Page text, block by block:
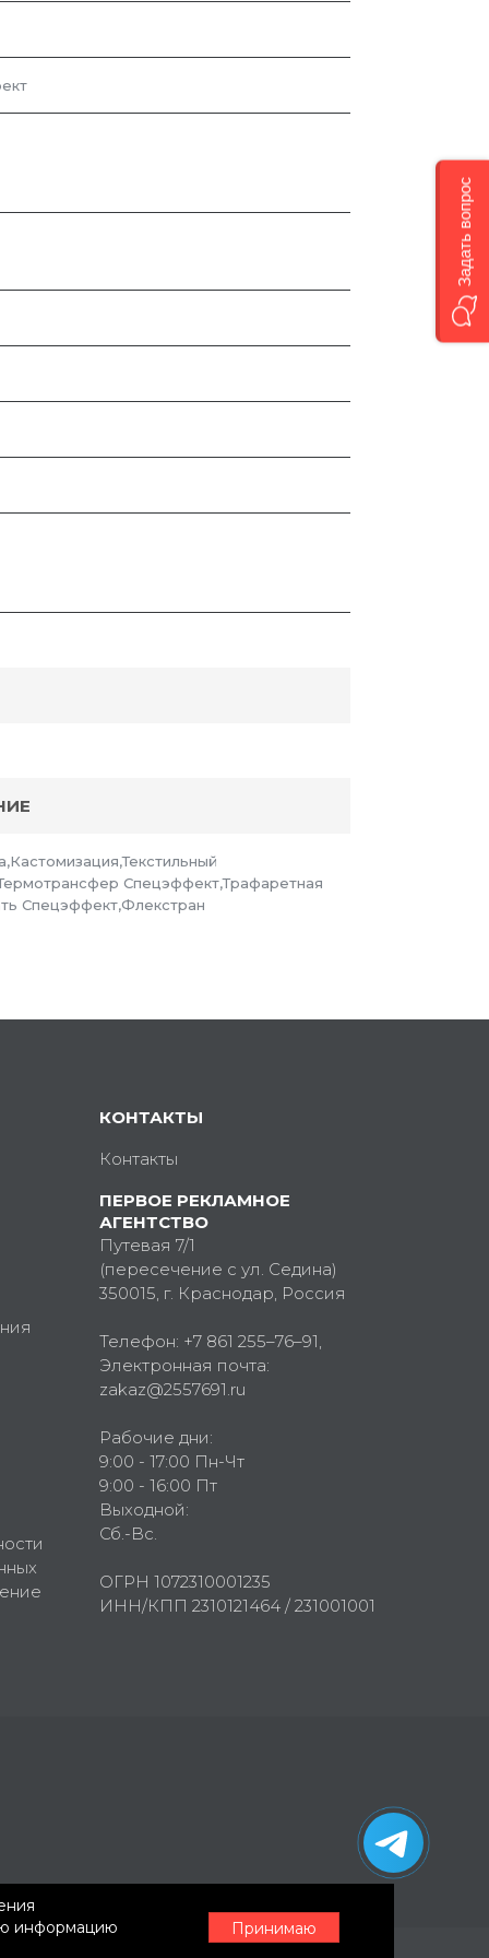
Спецэффект,Трафаретная
Спецэффект,Флекстран
КОНТАКТЫ
Контакты
ПЕРВОЕ РЕКЛАМНОЕ
АГЕНТСТВО
Путевая 7/1
(пересечение с ул. Седина)
350015, г. Краснодар, Россия
Телефон: +7 861 255–76–91,
Электронная почта:
zakaz@2557691.ru
Рабочие дни:
9:00 - 17:00 Пн-Чт
9:00 - 16:00 Пт
Выходной:
Сб.-Вс.
ОГРН 1072310001235
ИНН/КПП 2310121464 / 231001001
информацию
Принимаю
Задать вопрос